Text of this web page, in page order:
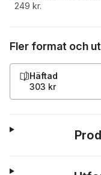
249 kr.
Fler format och
Häftad
303 kr